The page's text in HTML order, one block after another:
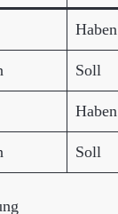
Haben
Soll
Haben
Soll